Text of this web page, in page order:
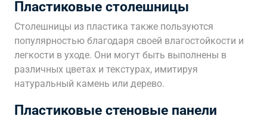
Пластиковые столешницы
Столешницы из пластика также пользуются
популярностью благодаря своей влагостойкости и
легкости в уходе. Они могут быть выполнены в
различных цветах и текстурах, имитируя
натуральный камень или дерево.
Пластиковые стеновые панели